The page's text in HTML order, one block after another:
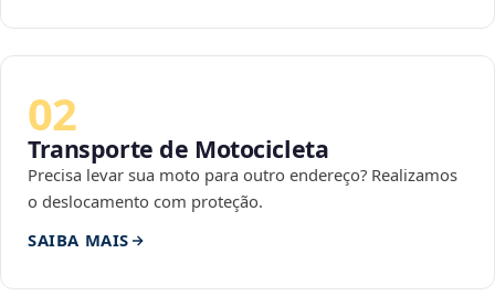
02
Transporte de Motocicleta
Precisa levar sua moto para outro endereço? Realizamos
o deslocamento com proteção.
SAIBA MAIS